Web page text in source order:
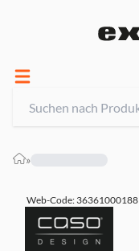
»
Web-Code: 36361000188